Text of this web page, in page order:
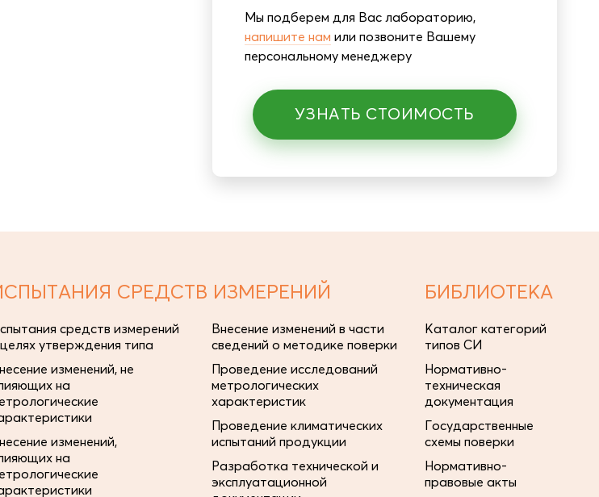
Мы подберем для Вас лабораторию,
напишите нам или позвоните Вашему
персональному менеджеру
УЗНАТЬ СТОИМОСТЬ
СРЕДСТВ ИЗМЕРЕНИЙ
средств измерений
утверждения типа
изменений, не
на
изменений,
на
Внесение изменений в части
сведений о методике поверки
Проведение исследований
метрологических
характеристик
Проведение климатических
испытаний продукции
Разработка технической и
эксплуатационной
БИБЛИОТЕКА
Каталог категорий
типов СИ
Нормативно-
техническая
документация
Государственные
схемы поверки
Нормативно-
правовые акты